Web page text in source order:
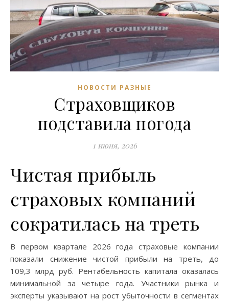
НОВОСТИ РАЗНЫЕ
Страховщиков
подставила погода
1 июня, 2026
Чистая прибыль
страховых компаний
сократилась на треть
В первом квартале 2026 года страховые компании
показали снижение чистой прибыли на треть, до
109,3 млрд руб. Рентабельность капитала оказалась
минимальной за четыре года. Участники рынка и
эксперты указывают на рост убыточности в сегментах